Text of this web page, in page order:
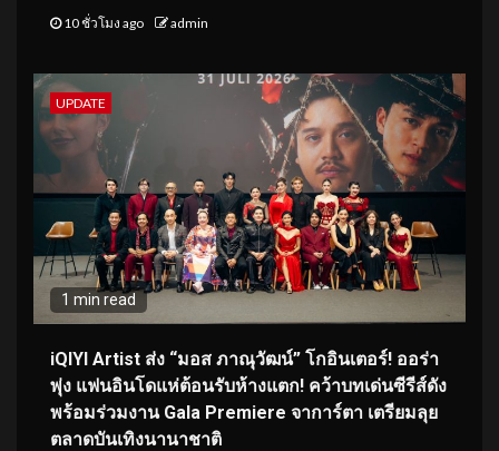
10 ชั่วโมง ago admin
UPDATE
1 min read
iQIYI Artist ส่ง “มอส ภาณุวัฒน์” โกอินเตอร์! ออร่า
พุ่ง แฟนอินโดแห่ต้อนรับห้างแตก! คว้าบทเด่นซีรีส์ดัง
พร้อมร่วมงาน Gala Premiere จาการ์ตา เตรียมลุย
ตลาดบันเทิงนานาชาติ